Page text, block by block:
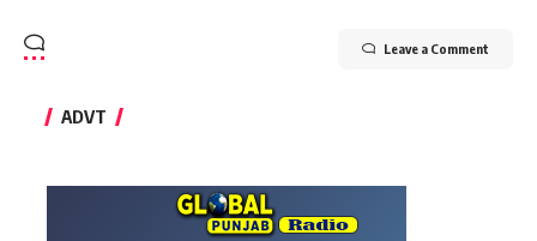
Leave a Comment
ADVT